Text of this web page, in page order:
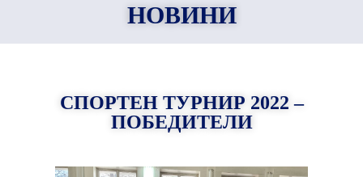
НОВИНИ
СПОРТЕН ТУРНИР 2022 –
ПОБЕДИТЕЛИ